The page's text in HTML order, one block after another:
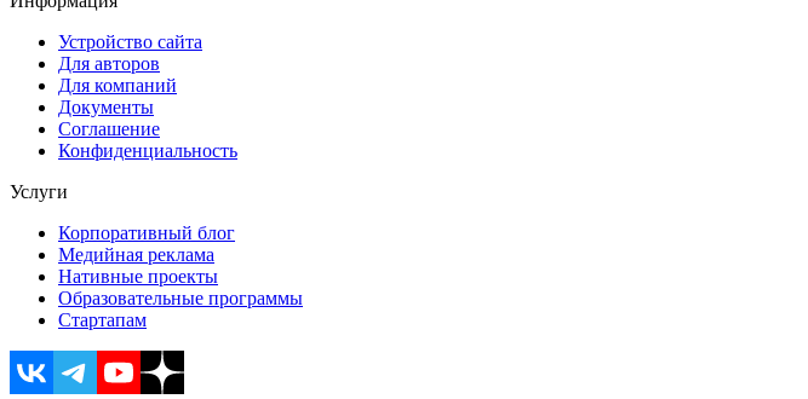
Устройство сайта
Для авторов
Для компаний
Документы
Соглашение
Конфиденциальность
Услуги
Корпоративный блог
Медийная реклама
Нативные проекты
Образовательные программы
Стартапам